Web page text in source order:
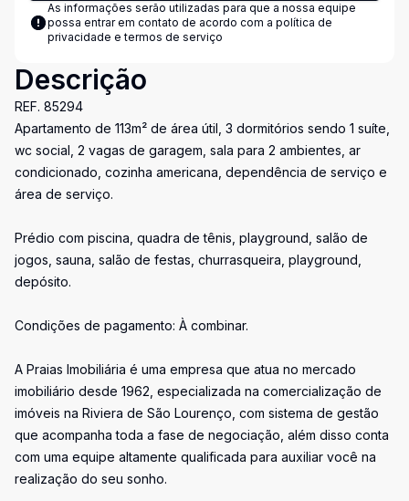
As informações serão utilizadas para que a nossa equipe
possa entrar em contato de acordo com a política de
privacidade e termos de serviço
Descrição
REF. 85294
Apartamento de 113m² de área útil, 3 dormitórios sendo 1 suíte,
wc social, 2 vagas de garagem, sala para 2 ambientes, ar
condicionado, cozinha americana, dependência de serviço e
área de serviço.
Prédio com piscina, quadra de tênis, playground, salão de
jogos, sauna, salão de festas, churrasqueira, playground,
depósito.
Condições de pagamento: À combinar.
A Praias Imobiliária é uma empresa que atua no mercado
imobiliário desde 1962, especializada na comercialização de
imóveis na Riviera de São Lourenço, com sistema de gestão
que acompanha toda a fase de negociação, além disso conta
com uma equipe altamente qualificada para auxiliar você na
realização do seu sonho.